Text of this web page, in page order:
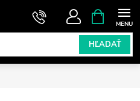
HĽADAŤ
KOŠÍK